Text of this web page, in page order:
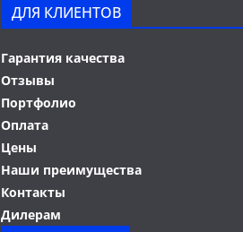
ДЛЯ КЛИЕНТОВ
Гарантия качества
Отзывы
Портфолио
Оплата
Цены
Наши преимущества
Контакты
Дилерам